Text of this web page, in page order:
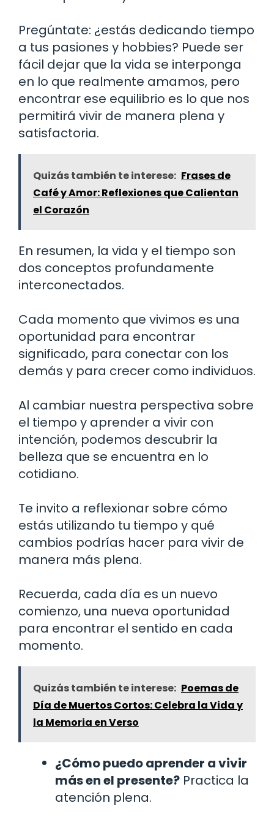
Pregúntate: ¿estás dedicando tiempo
a tus pasiones y hobbies? Puede ser
fácil dejar que la vida se interponga
en lo que realmente amamos, pero
encontrar ese equilibrio es lo que nos
permitirá vivir de manera plena y
satisfactoria.
Quizás también te interese: Frases de
Café y Amor: Reflexiones que Calientan
el Corazón
En resumen, la vida y el tiempo son
dos conceptos profundamente
interconectados.
Cada momento que vivimos es una
oportunidad para encontrar
significado, para conectar con los
demás y para crecer como individuos.
Al cambiar nuestra perspectiva sobre
el tiempo y aprender a vivir con
intención, podemos descubrir la
belleza que se encuentra en lo
cotidiano.
Te invito a reflexionar sobre cómo
estás utilizando tu tiempo y qué
cambios podrías hacer para vivir de
manera más plena.
Recuerda, cada día es un nuevo
comienzo, una nueva oportunidad
para encontrar el sentido en cada
momento.
Quizás también te interese: Poemas de
Día de Muertos Cortos: Celebra la Vida y
la Memoria en Verso
¿Cómo puedo aprender a vivir
más en el presente? Practica la
atención plena.